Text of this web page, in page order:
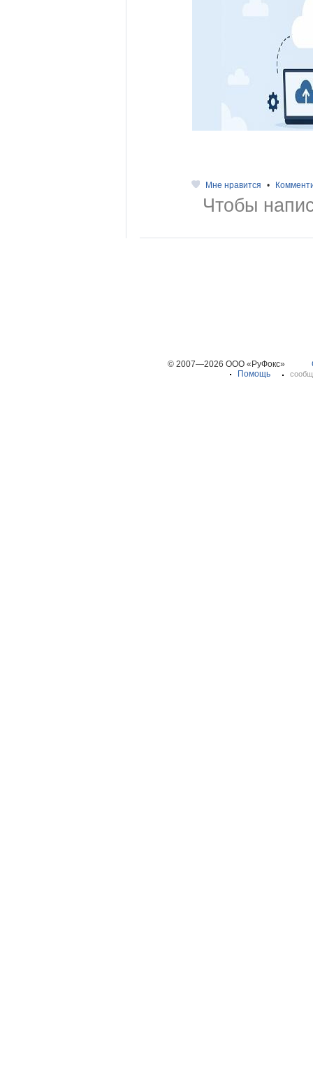
Мне нравится •
Чтобы
© 2007—2026 ООО «РуФокс»
Помощь